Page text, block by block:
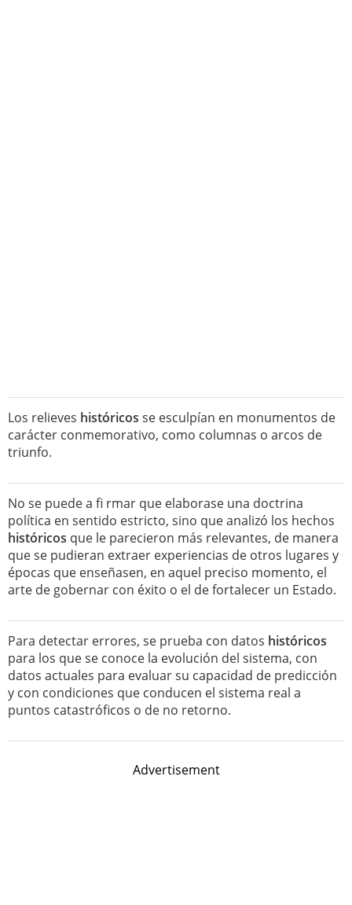
Los relieves históricos se esculpían en monumentos de
carácter conmemorativo, como columnas o arcos de
triunfo.
No se puede a fi rmar que elaborase una doctrina
política en sentido estricto, sino que analizó los hechos
históricos que le parecieron más relevantes, de manera
que se pudieran extraer experiencias de otros lugares y
épocas que enseñasen, en aquel preciso momento, el
arte de gobernar con éxito o el de fortalecer un Estado.
Para detectar errores, se prueba con datos históricos
para los que se conoce la evolución del sistema, con
datos actuales para evaluar su capacidad de predicción
y con condiciones que conducen el sistema real a
puntos catastróficos o de no retorno.
Advertisement